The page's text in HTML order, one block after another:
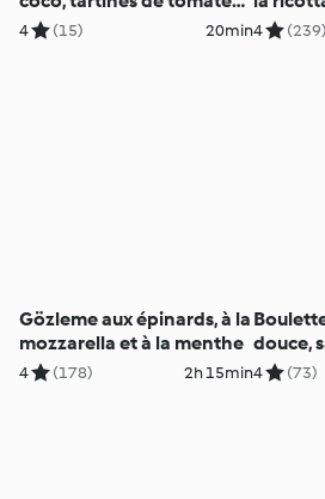
aux olives
4 (15) 20min4 (239)
Gözleme aux épinards, à la
mozzarella et à la menthe
4 (178) 2h 15min
douce,
4 (73)